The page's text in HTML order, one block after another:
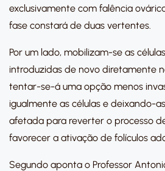
exclusivamente com falência
fase constará de duas vertentes.
Por um lado, mobilizam-se as
introduzidas de novo diretamente
tentar-se-á uma opção menos
igualmente as células e deixando-
afetada para reverter o processo
favorecer a ativação de folículos
Segundo aponta o Professor